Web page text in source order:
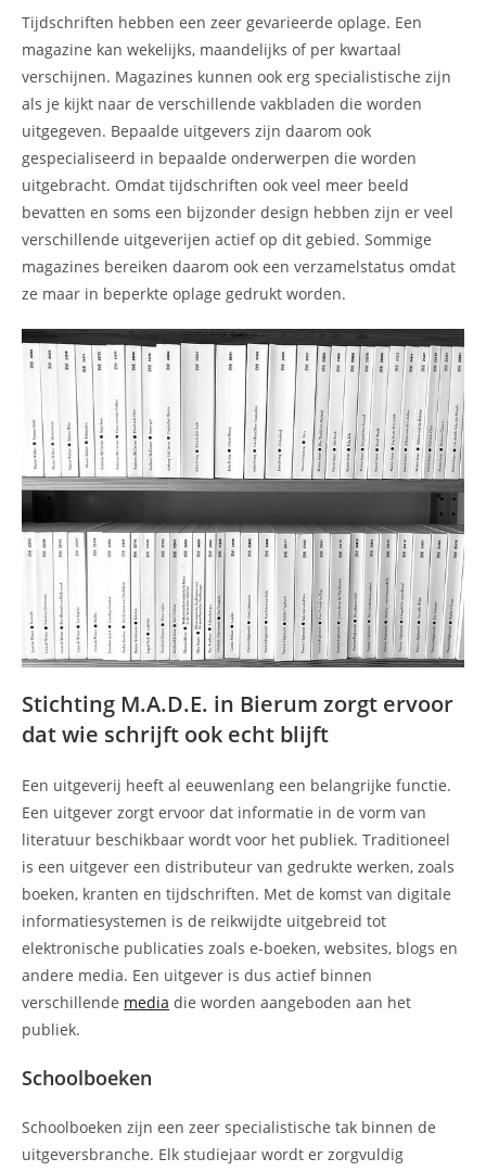
Tijdschriften hebben een zeer gevarieerde oplage. Een
magazine kan wekelijks, maandelijks of per kwartaal
verschijnen. Magazines kunnen ook erg specialistische zijn
als je kijkt naar de verschillende vakbladen die worden
uitgegeven. Bepaalde uitgevers zijn daarom ook
gespecialiseerd in bepaalde onderwerpen die worden
uitgebracht. Omdat tijdschriften ook veel meer beeld
bevatten en soms een bijzonder design hebben zijn er veel
verschillende uitgeverijen actief op dit gebied. Sommige
magazines bereiken daarom ook een verzamelstatus omdat
ze maar in beperkte oplage gedrukt worden.
Stichting M.A.D.E. in Bierum zorgt ervoor
dat wie schrijft ook echt blijft
Een uitgeverij heeft al eeuwenlang een belangrijke functie.
Een uitgever zorgt ervoor dat informatie in de vorm van
literatuur beschikbaar wordt voor het publiek. Traditioneel
is een uitgever een distributeur van gedrukte werken, zoals
boeken, kranten en tijdschriften. Met de komst van digitale
informatiesystemen is de reikwijdte uitgebreid tot
elektronische publicaties zoals e-boeken, websites, blogs en
andere media. Een uitgever is dus actief binnen
verschillende media die worden aangeboden aan het
publiek.
Schoolboeken
Schoolboeken zijn een zeer specialistische tak binnen de
uitgeversbranche. Elk studiejaar wordt er zorgvuldig